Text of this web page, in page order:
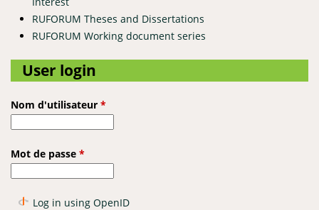
RUFORUM Theses and Dissertations
RUFORUM Working document series
User login
Nom d'utilisateur *
Mot de passe *
Log in using OpenID